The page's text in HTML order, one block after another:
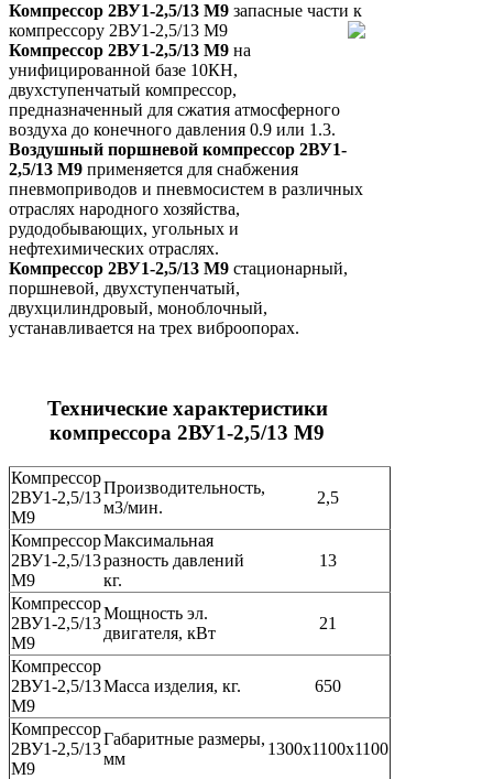
Компрессор 2ВУ1-2,5/13 М9 запасные части к
компрессору 2ВУ1-2,5/13 М9
Компрессор 2ВУ1-2,5/13 М9 на
унифицированной базе 10КН,
двухступенчатый компрессор,
предназначенный для сжатия атмосферного
воздуха до конечного давления 0.9 или 1.3.
Воздушный поршневой компрессор 2ВУ1-
2,5/13 М9 применяется для снабжения
пневмоприводов и пневмосистем в различных
отраслях народного хозяйства,
рудодобывающих, угольных и
нефтехимических отраслях.
Компрессор 2ВУ1-2,5/13 М9 стационарный,
поршневой, двухступенчатый,
двухцилиндровый, моноблочный,
устанавливается на трех виброопорах.
Технические характеристики
компрессора 2ВУ1-2,5/13 М9
Компрессор
2ВУ1-2,5/13
М9
Производительность,
м3/мин.
2,5
Компрессор
2ВУ1-2,5/13
М9
Максимальная
разность давлений
кг.
13
Компрессор
2ВУ1-2,5/13
М9
Мощность эл.
двигателя, кВт
21
Компрессор
2ВУ1-2,5/13
М9
Масса изделия, кг. 650
Компрессор
2ВУ1-2,5/13
М9
Габаритные размеры,
мм
1300х1100х1100